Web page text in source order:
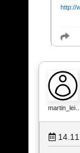
http://
martin_lei…